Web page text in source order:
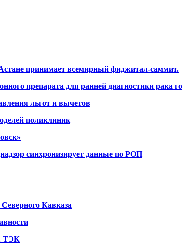
принимает всемирный фиджитал-саммит.
препарата для ранней диагностики рака
льгот и вычетов
поликлиник
синхронизирует данные по РОП
Кавказа
ТЭК